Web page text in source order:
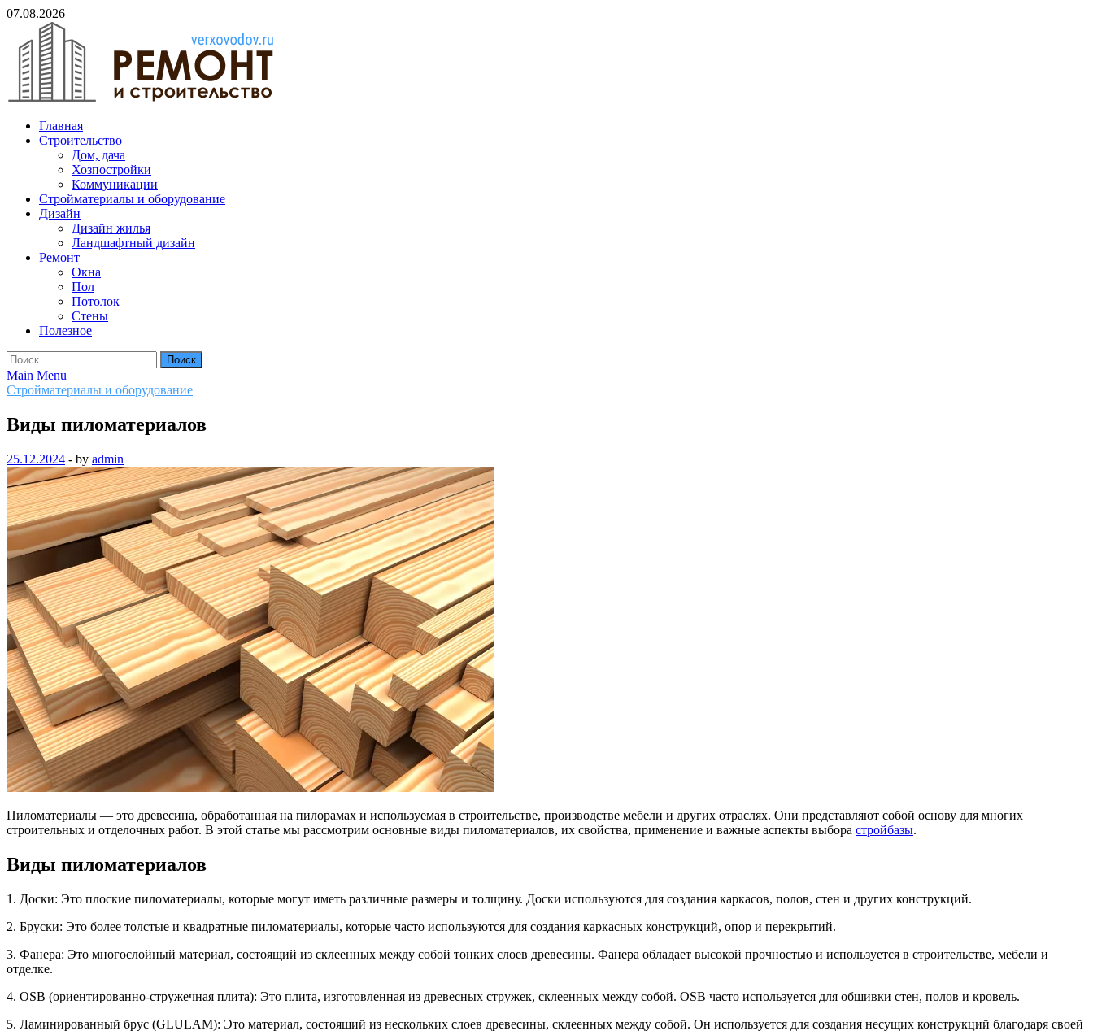
Skip
content
07.08.2026
verxovodov.ru
Ремонт и строительство
Главная
Строительство
Дом, дача
Хозпостройки
Коммуникации
Стройматериалы и оборудование
Дизайн
Дизайн жилья
Ландшафтный дизайн
Ремонт
Окна
Пол
Потолок
Стены
Полезное
Найти:
Main Menu
Стройматериалы и оборудование
Виды пиломатериалов
25.12.2024 - by admin
Пиломатериалы — это древесина, обработанная на пилорамах и используемая в строительстве, производстве мебели и других отраслях. Они представляют собой основу для многих
строительных и отделочных работ. В этой статье мы рассмотрим основные виды пиломатериалов, их свойства, применение и важные аспекты выбора стройбазы.
Виды пиломатериалов
1. Доски: Это плоские пиломатериалы, которые могут иметь различные размеры и толщину. Доски используются для создания каркасов, полов, стен и других конструкций.
2. Бруски: Это более толстые и квадратные пиломатериалы, которые часто используются для создания каркасных конструкций, опор и перекрытий.
3. Фанера: Это многослойный материал, состоящий из склеенных между собой тонких слоев древесины. Фанера обладает высокой прочностью и используется в строительстве, мебели и
отделке.
4. OSB (ориентированно-стружечная плита): Это плита, изготовленная из древесных стружек, склеенных между собой. OSB часто используется для обшивки стен, полов и кровель.
5. Ламинированный брус (GLULAM): Это материал, состоящий из нескольких слоев древесины, склеенных между собой. Он используется для создания несущих конструкций благодаря своей